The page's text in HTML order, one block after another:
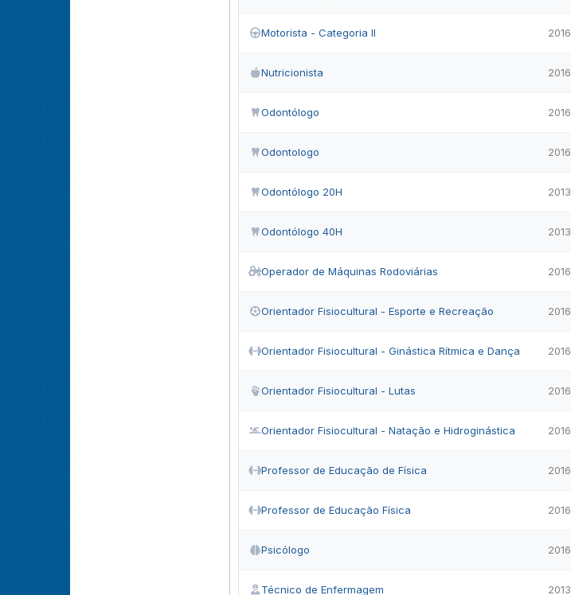
Motorista - Categoria II 2016
Nutricionista 2016
Odontólogo 2016
Odontologo 2016
Odontólogo 20H 2013
Odontólogo 40H 2013
Operador de Máquinas Rodoviárias 2016
Orientador Fisiocultural - Esporte e Recreação 2016
Orientador Fisiocultural - Ginástica Rítmica e Dança 2016
Orientador Fisiocultural - Lutas 2016
Orientador Fisiocultural - Natação e Hidroginástica 2016
Professor de Educação de Física 2016
Professor de Educação Física 2016
Psicólogo 2016
Técnico de Enfermagem 2013